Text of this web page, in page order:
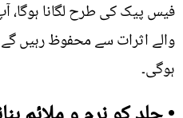
فیس پیک کی طرح لگانا
والے اثرات سے محفوظ رہیں
ہوگی۔